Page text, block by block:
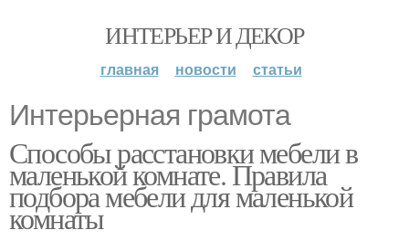
ИНТЕРЬЕР И ДЕКОР
главная новости статьи
Интерьерная грамота
Способы расстановки мебели в
маленькой комнате. Правила
подбора мебели для маленькой
комнаты